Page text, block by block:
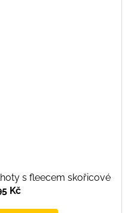
s fleecem skořicové
Kč